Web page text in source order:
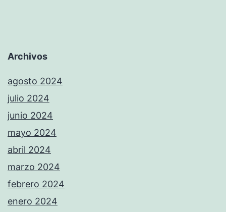
Archivos
agosto 2024
julio 2024
junio 2024
mayo 2024
abril 2024
marzo 2024
febrero 2024
enero 2024